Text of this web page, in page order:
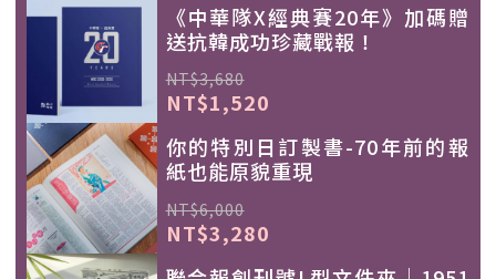
《中華隊X經典賽20年》加碼贈
送抗韓成功珍藏戰報！
NT$3,680
NT$1,520
你的特別日訂製書-70年前的報
紙也能原貌重現
NT$6,000
NT$3,280